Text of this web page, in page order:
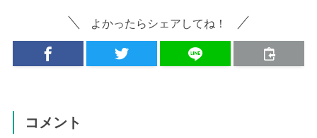
よかったらシェアしてね！
コメント